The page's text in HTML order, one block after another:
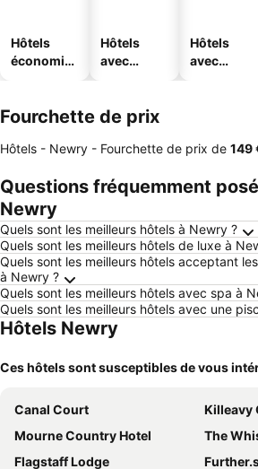
Hôtels
économiq
Hôtels
avec
Hôtels
avec
Fourchette de prix
Hôtels - Newry - Fourchette de prix de ‎149
Questions fréquemment
Newry
Quels sont les meilleurs hôtels à Newry ?
Quels sont les meilleurs hôtels de luxe à
Quels sont les meilleurs hôtels acceptant
à Newry ?
Quels sont les meilleurs hôtels avec spa à
Quels sont les meilleurs hôtels avec une
Hôtels Newry
Ces hôtels sont susceptibles de vous
Canal Court
Killeavy
Mourne Country Hotel
The
Flagstaff Lodge